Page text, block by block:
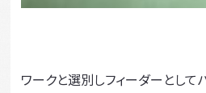
ワークと選別しフィーダーとして